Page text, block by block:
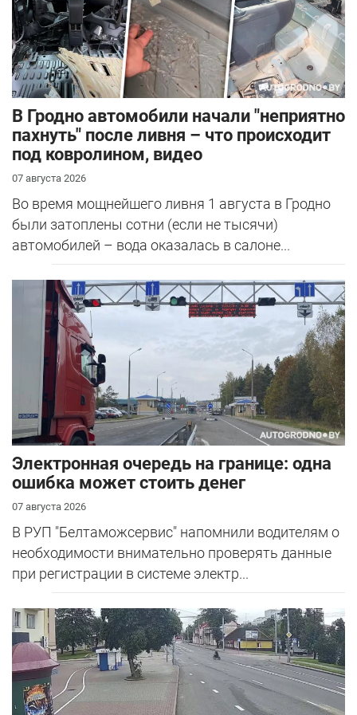
В Гродно автомобили начали "неприятно
пахнуть" после ливня – что происходит
под ковролином, видео
07 августа 2026
Во время мощнейшего ливня 1 августа в Гродно
были затоплены сотни (если не тысячи)
автомобилей – вода оказалась в салоне...
Электронная очередь на границе: одна
ошибка может стоить денег
07 августа 2026
В РУП "Белтаможсервис" напомнили водителям о
необходимости внимательно проверять данные
при регистрации в системе электр...